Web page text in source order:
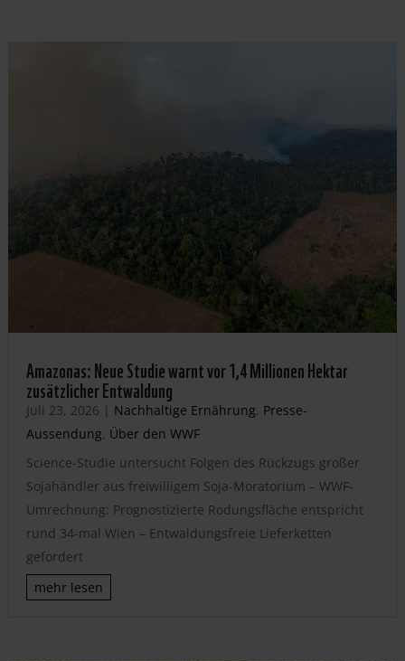
Amazonas: Neue Studie warnt vor 1,4 Millionen Hektar
zusätzlicher Entwaldung
Juli 23, 2026 | Nachhaltige Ernährung, Presse-
Aussendung, Über den WWF
Science-Studie untersucht Folgen des Rückzugs großer
Sojahändler aus freiwilligem Soja-Moratorium – WWF-
Umrechnung: Prognostizierte Rodungsfläche entspricht
rund 34-mal Wien – Entwaldungsfreie Lieferketten
gefordert
mehr lesen